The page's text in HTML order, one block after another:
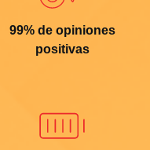
99% de opiniones
positivas